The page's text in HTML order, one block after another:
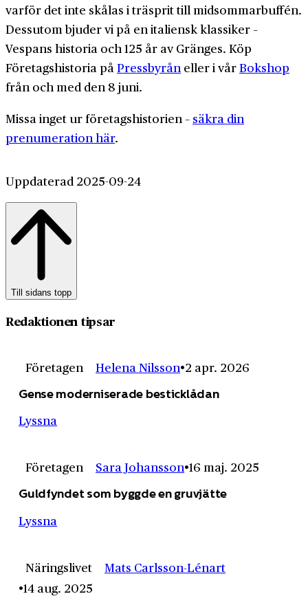
varför det inte skålas i träsprit till midsommarbuffén.
Dessutom bjuder vi på en italiensk klassiker –
Vespans historia och 125 år av Gränges. Köp
Företagshistoria påPressbyrån eller i vårBokshop
från och med den 8 juni.
Missa inget ur företagshistorien – säkra din
prenumeration här.
Uppdaterad 2025-09-24
Till sidans topp
Redaktionen tipsar
Företagen Helena Nilsson 2 apr. 2026
Gense moderniserade besticklådan
Lyssna
Företagen Sara Johansson 16 maj. 2025
Guldfyndet som byggde en gruvjätte
Lyssna
Näringslivet
Mats Carlsson-Lénart
14 aug. 2025